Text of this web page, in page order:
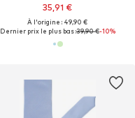
35,91 €
À l'origine : 49,90 €
Dernier prix le plus bas :39,90 €-10%